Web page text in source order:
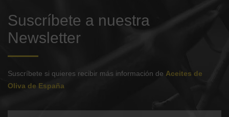
Suscríbete a nuestra
Newsletter
Suscríbete si quieres recibir más información de Aceites de
Oliva de España